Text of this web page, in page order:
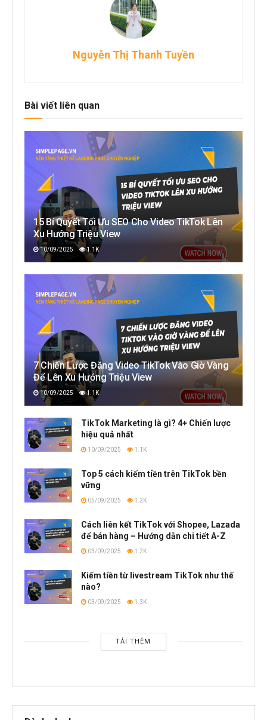
Nguyễn Thị Thanh Tuyền
Bài viết liên quan
15 Bí Quyết Tối Ưu SEO Cho Video TikTok Lên
Xu Hướng Triệu View
10/09/2025 1.1K
7 Chiến Lược Đăng Video TikTok Vào Giờ Vàng
Để Lên Xu Hướng Triệu View
10/09/2025 1.1K
TikTok Marketing là gì? 4+ Chiến lược
hiệu quả nhất
10/09/2025 1.1K
Top 5 cách kiếm tiền trên TikTok bền
vững
05/09/2025 1.2K
Cách liên kết TikTok với Shopee, Lazada
để bán hàng – Hướng dẫn chi tiết A-Z
03/09/2025 1.2K
Kiếm tiền từ livestream TikTok như thế
nào?
03/09/2025 1.3K
TẢI THÊM